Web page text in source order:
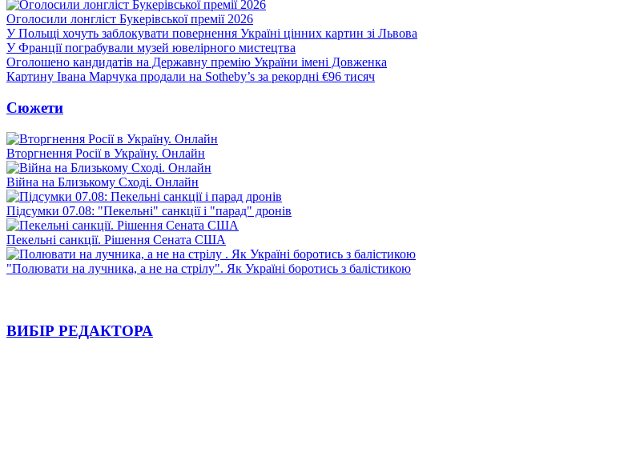
Оголосили лонгліст Букерівської премії 2026
У Польщі хочуть заблокувати повернення Україні цінних картин зі Львова
У Франції пограбували музей ювелірного мистецтва
Оголошено кандидатів на Державну премію України імені Довженка
Картину Івана Марчука продали на Sotheby’s за рекордні €96 тисяч
Сюжети
Вторгнення Росії в Україну. Онлайн
Війна на Близькому Сході. Онлайн
Підсумки 07.08: "Пекельні" санкції і "парад" дронів
Пекельні санкції. Рішення Сената США
"Полювати на лучника, а не на стрілу". Як Україні боротись з балістикою
ВИБІР РЕДАКТОРА